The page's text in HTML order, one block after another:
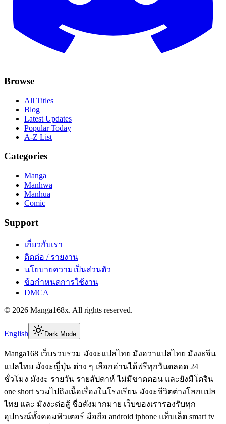
Browse
All Titles
Blog
Latest Updates
Popular Today
A-Z List
Categories
Manga
Manhwa
Manhua
Comic
Support
เกี่ยวกับเรา
ติดต่อ / รายงาน
นโยบายความเป็นส่วนตัว
ข้อกำหนดการใช้งาน
DMCA
© 2026 Manga168x. All rights reserved.
English Dark Mode
Manga168 เว็บรวบรวม มังงะแปลไทย มังฮวาแปลไทย มังงะจีน
แปลไทย มังงะญี่ปุ่น ต่าง ๆ เลือกอ่านได้ฟรีทุกวันตลอด 24
ชั่วโมง มังงะ รายวัน รายสัปดาห์ ไม่มีขาดตอน และยังมีโดจิน
one short รวมไปถึงเนื้อเรื่องในโรงเรียน มังงะชีวิตต่างโลกแปล
ไทย และ มังงะต่อสู้ ชื่อดังมากมาย เว็บของเรารองรับทุก
อุปกรณ์ทั้งคอมพิวเตอร์ มือถือ android iphone แท็บเล็ต smart tv